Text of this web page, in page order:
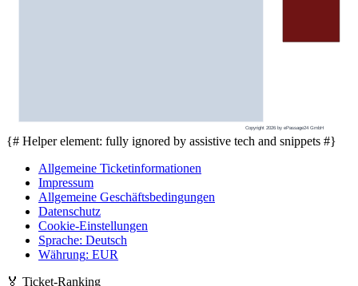
Copyright 2026 by ePassage24 GmbH
{# Helper element: fully ignored by assistive tech and snippets #}
Allgemeine Ticketinformationen
Impressum
Allgemeine Geschäftsbedingungen
Datenschutz
Cookie-Einstellungen
Sprache: Deutsch
Währung: EUR
🏅 Ticket-Ranking